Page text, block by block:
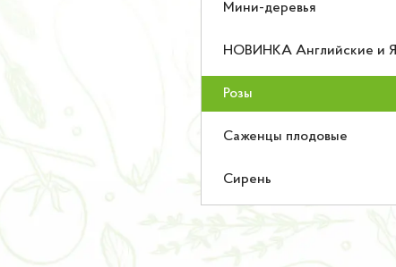
Мини-деревья
НОВИНКА Английские и Японские розы
Розы
Саженцы плодовые
Сирень